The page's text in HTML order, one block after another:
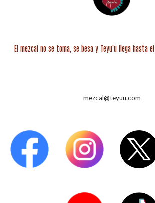
El mezcal no se toma, se besa y Teyu'u llegahasta el
mezcal@teyuu.com